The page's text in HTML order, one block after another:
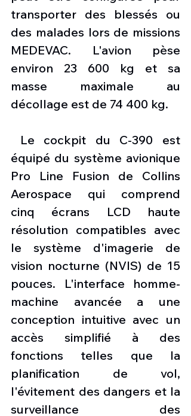
transporter des blessés ou
des malades lors de missions
MEDEVAC. L'avion pèse
environ 23 600 kg et sa
masse maximale au
décollage est de 74 400 kg.
Le cockpit du C-390 est
équipé du système avionique
Pro Line Fusion de Collins
Aerospace qui comprend
cinq écrans LCD haute
résolution compatibles avec
le système d'imagerie de
vision nocturne (NVIS) de 15
pouces. L'interface homme-
machine avancée a une
conception intuitive avec un
accès simplifié à des
fonctions telles que la
planification de vol,
l'évitement des dangers et la
surveillance des